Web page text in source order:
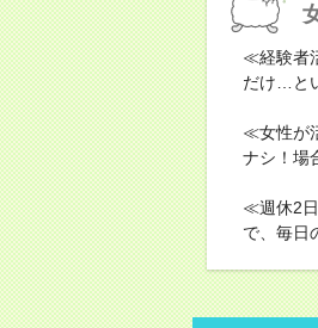
≪経験者
だけ…と
≪女性が
ナシ！場
≪週休2
で、毎日